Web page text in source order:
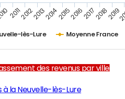
lès-Lure Moyenne France
201120122013201420152016201720182019
des revenus par ville
à la Neuvelle-lès-Lure